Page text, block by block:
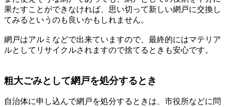
果たすことができなければ、思い切って新しい網戸に交換し
てみるというのも良いかもしれません。
網戸はアルミなどで出来ていますので、最終的にはマテリア
ルとしてリサイクルされますので捨てるときも安心です。
粗大ごみとして網戸を処分するとき
自治体に申し込んで網戸を処分するときは、市役所などに問